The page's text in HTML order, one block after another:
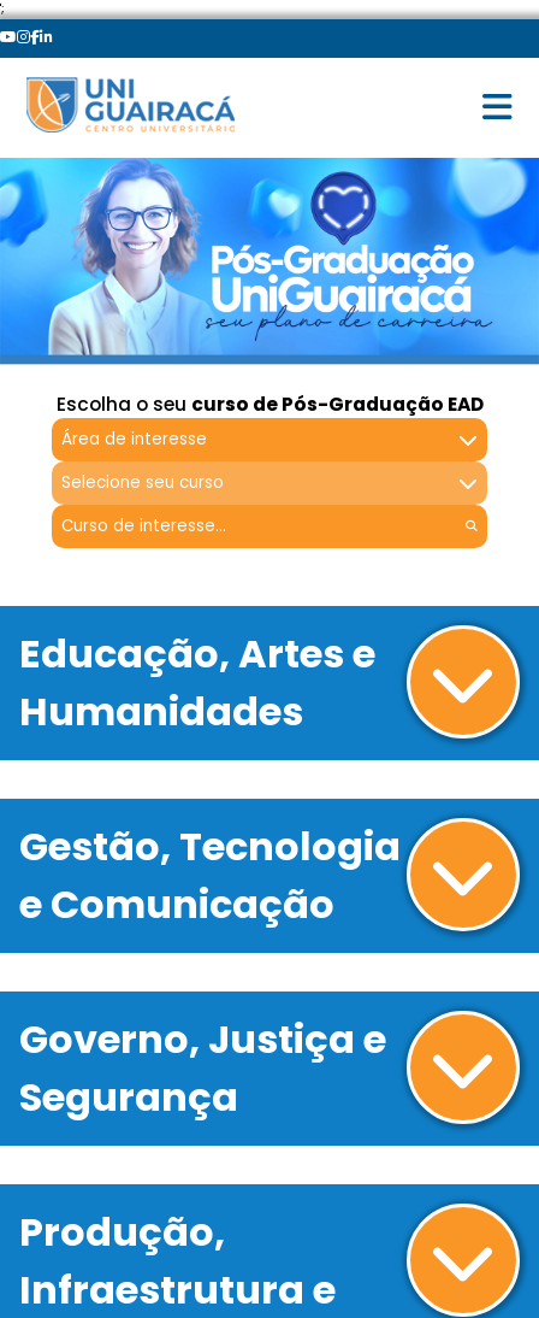
';
Escolha o seu curso de Pós-Graduação EAD
Área de interesse
Selecione seu curso
Educação, Artes e
Humanidades
Gestão, Tecnologia
e Comunicação
Governo, Justiça e
Segurança
Produção,
Infraestrutura e